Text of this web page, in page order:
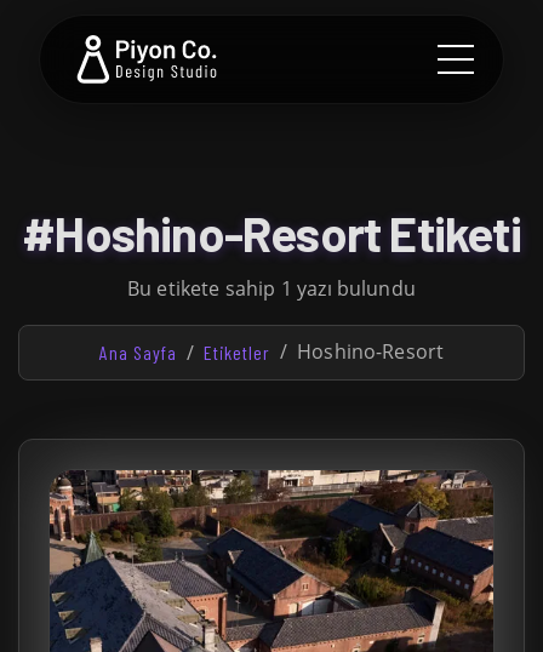
#Hoshino-Resort Etiketi
Bu etikete sahip 1 yazı bulundu
Ana Sayfa Etiketler Hoshino-Resort